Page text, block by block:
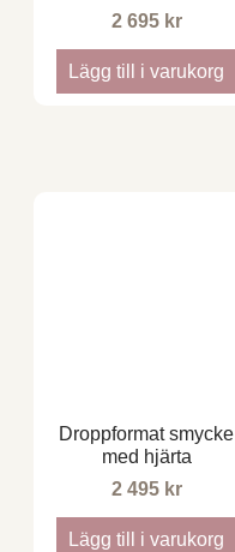
2 695 kr
Lägg till i varukorg
Droppformat smycke
med hjärta
2 495 kr
Lägg till i varukorg